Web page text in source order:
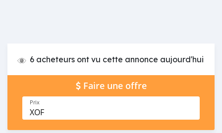
6 acheteurs ont vu cette annonce aujourd'hui
Faire une offre
Prix
XOF